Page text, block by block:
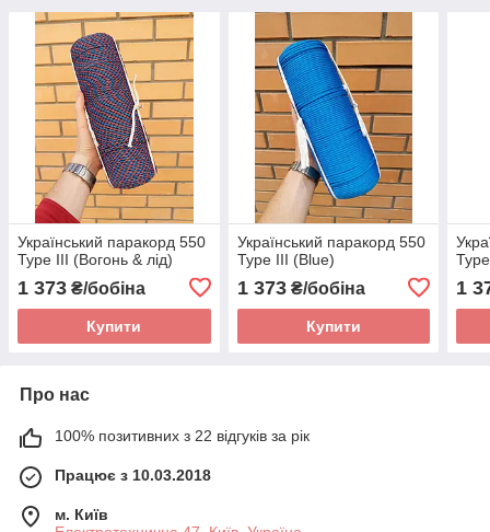
Український паракорд 550
Type III (Вогонь & лід)
1 373 ₴/бобіна
Купити
Український паракорд 550
Type III (Blue)
1 373₴/бобіна
Купити
1
Про нас
100% позитивних з 22 відгуків за рік
Працює з 10.03.2018
м. Київ